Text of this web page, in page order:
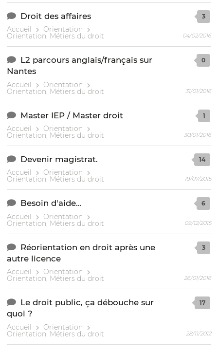
Droit des affaires
Accueil Orientation
Orientation, Métiers du droit
3
04/02/2016
L2 parcours anglais/français sur
Nantes
Accueil Orientation
Orientation, Métiers du droit
0
31/01/2016
Master IEP / Master droit
Accueil Orientation
Orientation, Métiers du droit
1
30/01/2016
Devenir magistrat.
Accueil Orientation
Orientation, Métiers du droit
14
19/07/2015
Besoin d'aide...
Accueil Orientation
Orientation, Métiers du droit
6
09/12/2015
Réorientation en droit après une
autre licence
Accueil Orientation
Orientation, Métiers du droit
3
26/01/2016
Le droit public, ça débouche sur
quoi ?
Accueil Orientation
Orientation, Métiers du droit
17
28/11/2012